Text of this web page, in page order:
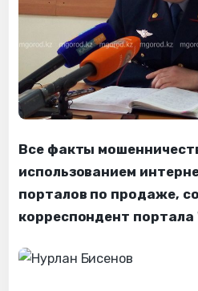
Все факты
использованием
порталов по продаже,
корреспондент